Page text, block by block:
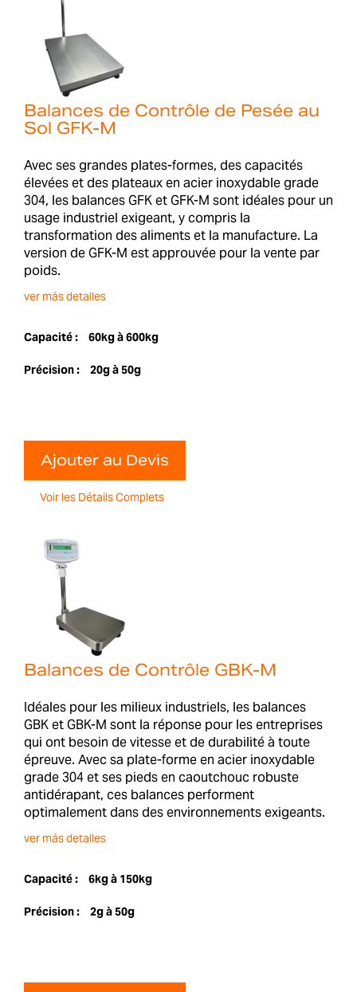
Balances de Contrôle de Pesée au
Sol GFK-M
Avec ses grandes plates-formes, des capacités
élevées et des plateaux en acier inoxydable grade
304, les balances GFK et GFK-M sont idéales pour un
usage industriel exigeant, y compris la
transformation des aliments et la manufacture. La
version de GFK-M est approuvée pour la vente par
poids.
ver más detalles
Capacité : 60kg à 600kg
Précision : 20g à 50g
Ajouter au Devis
Voir les Détails Complets
Balances de Contrôle GBK-M
Idéales pour les milieux industriels, les balances
GBK et GBK-M sont la réponse pour les entreprises
qui ont besoin de vitesse et de durabilité à toute
épreuve. Avec sa plate-forme en acier inoxydable
grade 304 et ses pieds en caoutchouc robuste
antidérapant, ces balances performent
optimalement dans des environnements exigeants.
ver más detalles
Capacité : 6kg à 150kg
Précision : 2g à 50g